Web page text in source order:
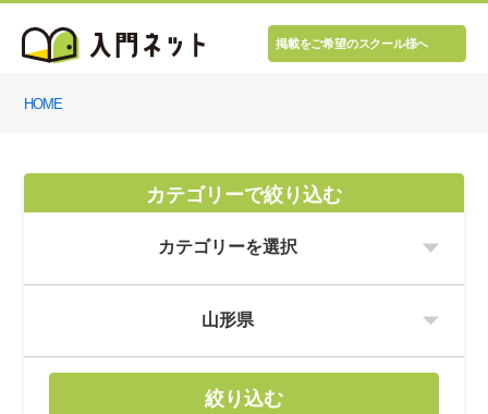
掲載をご希望のスクール様へ
HOME
カテゴリーで絞り込む
絞り込む